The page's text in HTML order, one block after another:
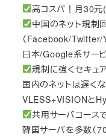
高コスパ！月30
中国のネット規制
（Facebook/
日本/Google系サー
規制に強くセキュ
国内のネットは遅く
VLESS+VISIONと
共用サーバコース
韓国サーバを多数（